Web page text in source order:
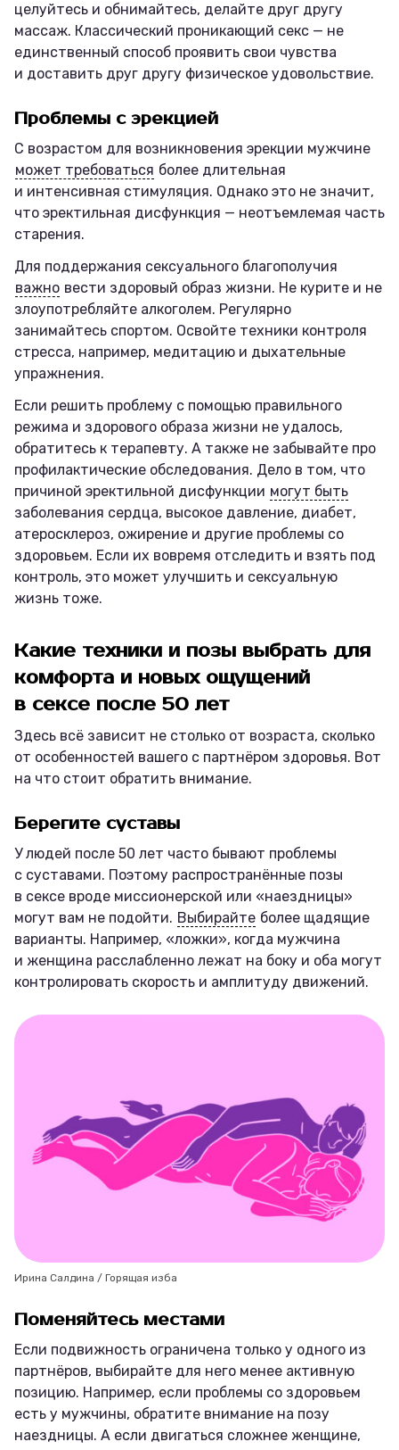
целуйтесь и обнимайтесь, делайте друг другу
массаж. Классический проникающий секс — не
единственный способ проявить свои чувства
и доставить друг другу физическое удовольствие.
Проблемы с эрекцией
С возрастом для возникновения эрекции мужчине
может требоваться более длительная
и интенсивная стимуляция. Однако это не значит,
что эректильная дисфункция — неотъемлемая часть
старения.
Для поддержания сексуального благополучия
важно вести здоровый образ жизни. Не курите и не
злоупотребляйте алкоголем. Регулярно
занимайтесь спортом. Освойте техники контроля
стресса, например, медитацию и дыхательные
упражнения.
Если решить проблему с помощью правильного
режима и здорового образа жизни не удалось,
обратитесь к терапевту. А также не забывайте про
профилактические обследования. Дело в том, что
причиной эректильной дисфункции могут быть
заболевания сердца, высокое давление, диабет,
атеросклероз, ожирение и другие проблемы со
здоровьем. Если их вовремя отследить и взять под
контроль, это может улучшить и сексуальную
жизнь тоже.
Какие техники и позы выбрать для
комфорта и новых ощущений
в сексе после 50 лет
Здесь всё зависит не столько от возраста, сколько
от особенностей вашего с партнёром здоровья. Вот
на что стоит обратить внимание.
Берегите суставы
У людей после 50 лет часто бывают проблемы
с суставами. Поэтому распространённые позы
в сексе вроде миссионерской или «наездницы»
могут вам не подойти. Выбирайте более щадящие
варианты. Например, «ложки», когда мужчина
и женщина расслабленно лежат на боку и оба могут
контролировать скорость и амплитуду движений.
Ирина Салдина / Горящая изба
Поменяйтесь местами
Если подвижность ограничена только у одного из
партнёров, выбирайте для него менее активную
позицию. Например, если проблемы со здоровьем
есть у мужчины, обратите внимание на позу
наездницы. А если двигаться сложнее женщине,